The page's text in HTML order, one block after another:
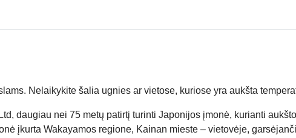
Nelaikykite šalia ugnies ar vietose, kuriose yra aukšta
daugiau nei 75 metų patirtį turinti Japonijos įmonė, kurianti
įkurta Wakayamos regione, Kainan mieste – vietovėje,